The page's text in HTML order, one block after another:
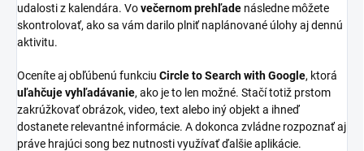
udalosti z kalendára. Vovečernom prehľade následne môžete
skontrolovať, ako sa vám darilo plniť naplánované úlohy aj dennú
aktivitu.
Oceníte aj obľúbenú funkciu Circle to Search with Google, ktorá
uľahčuje vyhľadávanie, ako je to len možné. Stačí totiž prstom
zakrúžkovať obrázok, video, text alebo iný objekt a ihneď
dostanete relevantné informácie. A dokonca zvládne rozpoznať aj
práve hrajúci song bez nutnosti využívať ďalšie aplikácie.